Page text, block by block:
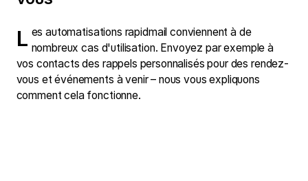
Les automatisations rapidmail conviennent à de nombreux cas d'utilisation. Envoyez par exemple à
vos contacts des rappels personnalisés pour des rendez-
vous et événements à venir – nous vous expliquons
comment cela fonctionne.